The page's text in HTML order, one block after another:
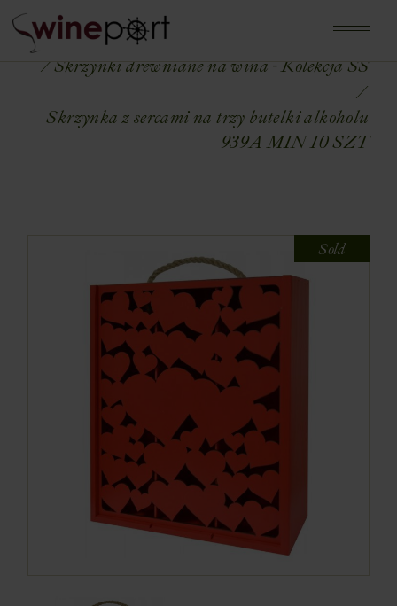
Home Shop
OPAKOWANIA NA WINA
Skrzynki drewniane na wina - Kolekcja SS
Skrzynka z sercami na trzy butelki alkoholu
939A MIN 10 SZT
Sold